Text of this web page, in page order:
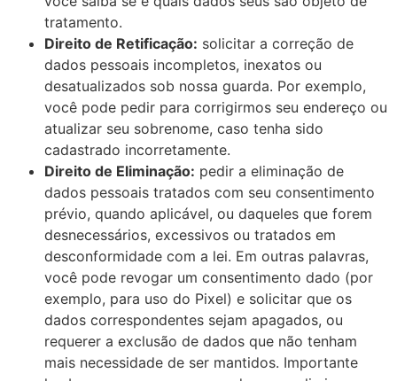
tratamento.
Direito de Retificação: solicitar a correção de
dados pessoais incompletos, inexatos ou
desatualizados sob nossa guarda. Por exemplo,
você pode pedir para corrigirmos seu endereço ou
atualizar seu sobrenome, caso tenha sido
cadastrado incorretamente.
Direito de Eliminação: pedir a eliminação de
dados pessoais tratados com seu consentimento
prévio, quando aplicável, ou daqueles que forem
desnecessários, excessivos ou tratados em
desconformidade com a lei. Em outras palavras,
você pode revogar um consentimento dado (por
exemplo, para uso do Pixel) e solicitar que os
dados correspondentes sejam apagados, ou
requerer a exclusão de dados que não tenham
mais necessidade de ser mantidos. Importante